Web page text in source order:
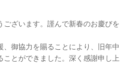
ざいます。謹んで新春のお慶びを
御協力を賜ることにより、旧年中
ことができました。深く感謝申し上